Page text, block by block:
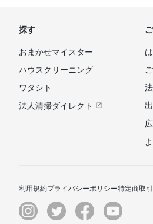
探す
おまかせマイスター
ハウスクリーニング
ワタシト
法人清掃ダイレクト
利用規約プライバシーポリシー特定商取